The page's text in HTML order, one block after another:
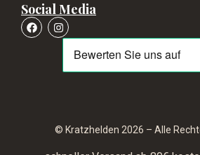
Social Media
© Kratzhelden 2026 – Alle